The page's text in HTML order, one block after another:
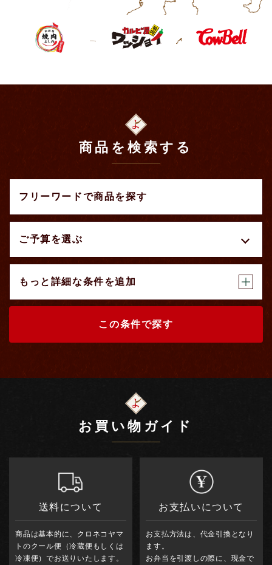
商品を検索する
もっと詳細な条件を追加
この条件で探す
お買い物ガイド
送料について
商品は基本的に、クロネコヤマ
トのクール便（冷蔵便もしくは
冷凍便）でお送りいたします。
お支払いについて
お支払方法は、代金引換となり
ます。
お弁当を引渡しの際に、現金で